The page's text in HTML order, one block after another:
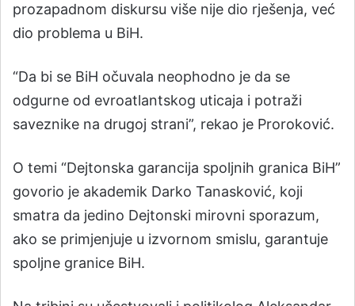
prozapadnom diskursu više nije dio rješenja, već
dio problema u BiH.
“Da bi se BiH očuvala neophodno je da se
odgurne od evroatlantskog uticaja i potraži
saveznike na drugoj strani”, rekao je Proroković.
O temi “Dejtonska garancija spoljnih granica BiH”
govorio je akademik Darko Tanasković, koji
smatra da jedino Dejtonski mirovni sporazum,
ako se primjenjuje u izvornom smislu, garantuje
spoljne granice BiH.